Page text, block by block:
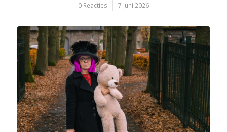
0 Reacties
/ 7 juni 2026